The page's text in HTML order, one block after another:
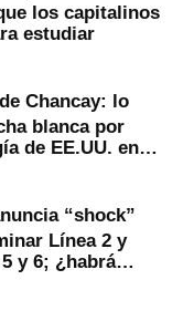
los capitalinos
estudiar
Chancay: lo
blanca por
de EE.UU. en
“shock”
Línea 2 y
y 6; ¿habrá